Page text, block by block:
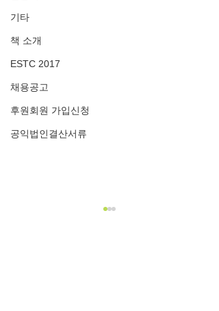
기타
책 소개
ESTC 2017
채용공고
후원회원 가입신청
공익법인결산서류